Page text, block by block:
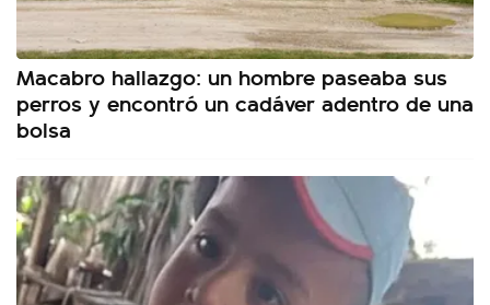
Macabro hallazgo: un hombre paseaba sus
perros y encontró un cadáver adentro de una
bolsa